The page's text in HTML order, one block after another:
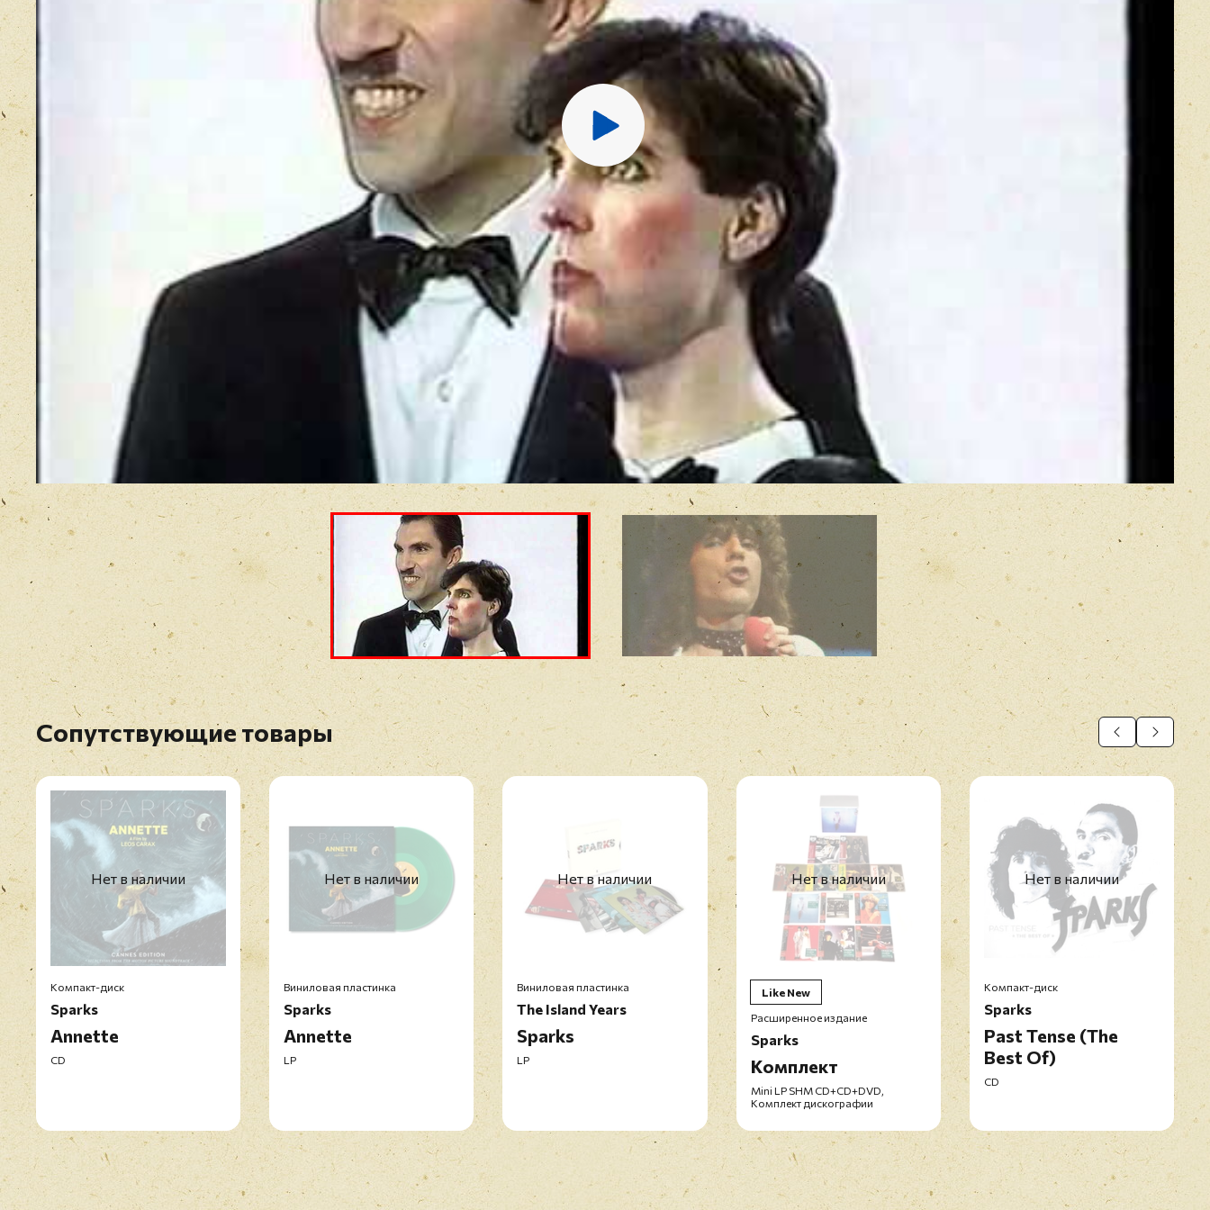
Перед публикацией отзывы проходят модерацию
Сопутствующие товары
Нет в наличии
Компакт-диск
Sparks
Annette
CD
Нет в наличии
Виниловая пластинка
Sparks
Annette
LP
Нет в наличии
Виниловая пластинка
The Island Years
Sparks
LP
Нет в наличии
Like New
Расширенное издание
Sparks
Комплект
Mini LP SHM CD+CD+DVD,
Комплект дискографии
Нет в наличии
Компакт-диск
Sparks
Past Tense (The
Best Of)
CD